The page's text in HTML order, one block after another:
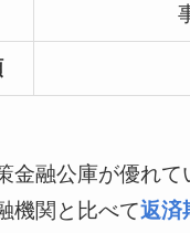
金融公庫が優れて
機関と比べて返済